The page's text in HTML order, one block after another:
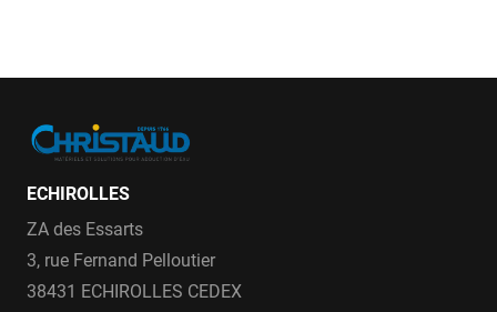
ECHIROLLES
ZA des Essarts
3, rue Fernand Pelloutier
38431 ECHIROLLES CEDEX